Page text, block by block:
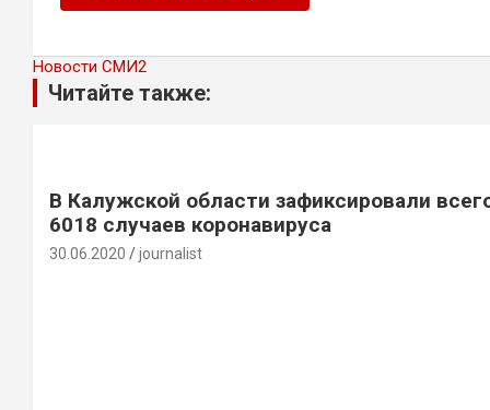
Новости СМИ2
Читайте также:
В Калужской области зафиксировали
6018 случаев коронавируса
30.06.2020 journalist